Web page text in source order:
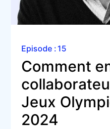
Episode : 15
Comment
Jeux
2024